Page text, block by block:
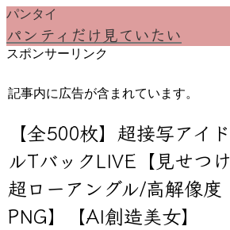
パンタイ
パンティだけ見ていたい
スポンサーリンク
記事内に広告が含まれています。
【全500枚】超接写アイド
ルTバックLIVE【見せつけ
超ローアングル/高解像度
PNG】【AI創造美女】